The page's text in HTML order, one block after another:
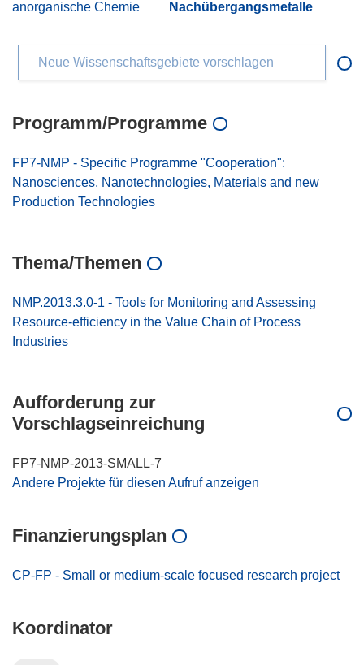
anorganische Chemie Nachübergangsmetalle
Neue Wissenschaftsgebiete vorschlagen
Programm/Programme
FP7-NMP - Specific Programme "Cooperation":
Nanosciences, Nanotechnologies, Materials and new
Production Technologies
Thema/Themen
NMP.2013.3.0-1 - Tools for Monitoring and Assessing
Resource-efficiency in the Value Chain of Process
Industries
Aufforderung zur
Vorschlagseinreichung
FP7-NMP-2013-SMALL-7
Andere Projekte für diesen Aufruf anzeigen
Finanzierungsplan
CP-FP - Small or medium-scale focused research project
Koordinator